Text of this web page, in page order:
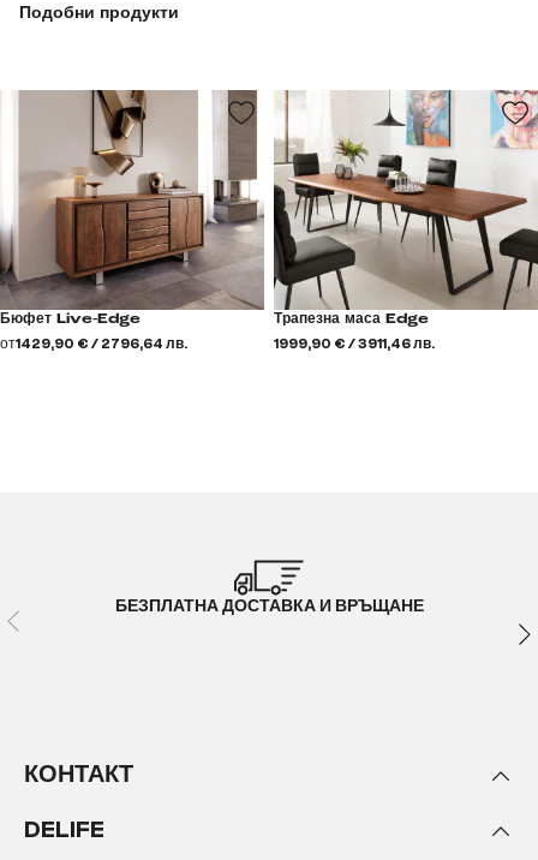
Подобни продукти
Бюфет Live-Edge
от1429,90 € / 2796,64 лв.
Трапезна маса Edge
1999,90 € / 3911,46 лв.
БЕЗПЛАТНА ДОСТАВКА И ВРЪЩАНЕ
КОНТАКТ
DELIFE